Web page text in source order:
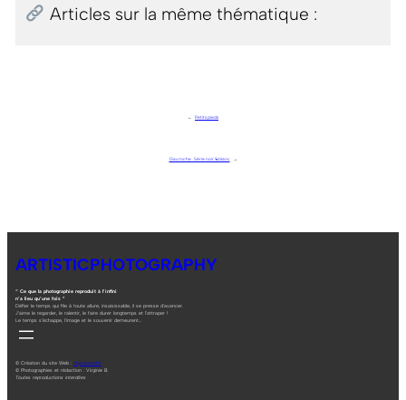
Articles sur la même thématique :
← Petits pieds
Gavroche . Série noir & blanc →
ARTISTICPHOTOGRAPHY
“ Ce que la photographie reproduit à l’infini
n’a lieu qu’une fois ”
Défier le temps qui file à toute allure, insaisissable, il se presse d’avancer.
J’aime le regarder, le ralentir, le faire durer longtemps et l’attraper !
Le temps s’échappe, l’image et le souvenir demeurent…
© Création du site Web : digitalneed.fr
© Photographies et rédaction : Virginie B.
Toutes reproductions interdites